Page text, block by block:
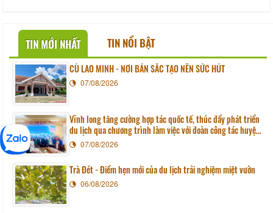
TIN MỚI NHẤT TIN NỔI BẬT
CÙ LAO MINH - NƠI BẢN SẮC TẠO NÊN SỨC HÚT
07/08/2026
Vĩnh long tăng cường hợp tác quốc tế, thúc đẩy phát triển
du lịch qua chương trình làm việc với đoàn công tác huyện
Sunchang (Hàn quốc)
07/08/2026
Trà Đét - Điểm hẹn mới của du lịch trải nghiệm miệt vườn
06/08/2026